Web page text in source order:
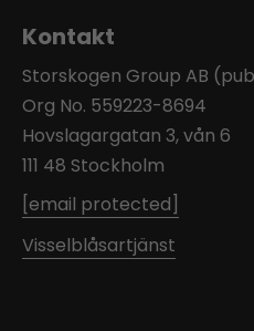
Kontakt
Storskogen Group AB
Org No. 559223-8694
Hovslagargatan 3, vån 6
111 48 Stockholm
[email protected]
Visselblåsartjänst